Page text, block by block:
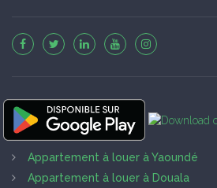
Appartement à louer à Yaoundé
Appartement à louer à Douala